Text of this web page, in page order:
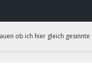
ob ich hier gleich